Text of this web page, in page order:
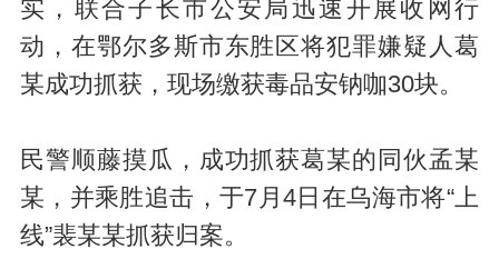
实，联合子长市公安局迅速开展收网行
动，在鄂尔多斯市东胜区将犯罪嫌疑人葛
某成功抓获，现场缴获毒品安钠咖30块。
民警顺藤摸瓜，成功抓获葛某的同伙孟某
某，并乘胜追击，于7月4日在乌海市将“上
线”裴某某抓获归案。